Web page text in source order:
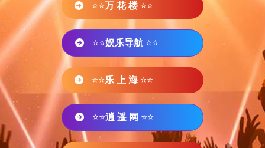
⭐⭐万 花 楼 ⭐⭐
⭐⭐娱乐导航 ⭐⭐
⭐⭐乐 上 海 ⭐⭐
⭐⭐逍 遥 网 ⭐⭐